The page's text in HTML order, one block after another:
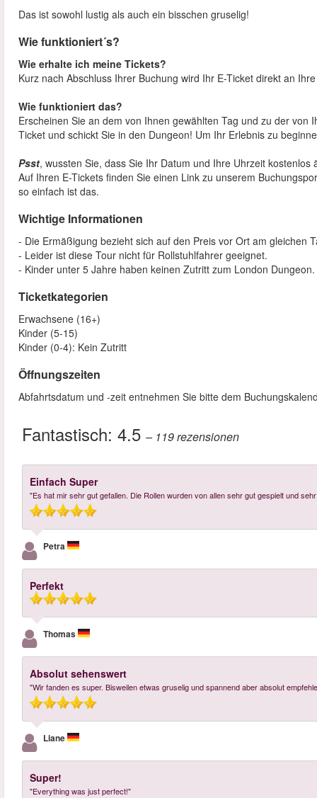
Das ist sowohl lustig als auch ein bisschen gruselig!
Wie funktioniert´s?
Wie erhalte ich meine Tickets?
Kurz nach Abschluss Ihrer Buchung wird Ihr E-Ticket direkt an
Wie funktioniert das?
Erscheinen Sie an dem von Ihnen gewählten Tag und zu der
Ticket und schickt Sie in den Dungeon! Um Ihr Erlebnis zu
Psst, wussten Sie, dass Sie Ihr Datum und Ihre Uhrzeit
Auf Ihren E-Tickets finden Sie einen Link zu unserem
so einfach ist das.
Wichtige Informationen
- Die Ermäßigung bezieht sich auf den Preis vor Ort am gleichen
- Leider ist diese Tour nicht für Rollstuhlfahrer geeignet.
- Kinder unter 5 Jahre haben keinen Zutritt zum London Dungeon.
Ticketkategorien
Erwachsene (16+)
Kinder (5-15)
Kinder (0-4): Kein Zutritt
Öffnungszeiten
Abfahrtsdatum und -zeit entnehmen Sie bitte dem
Fantastisch: 4.5 – 119rezensionen
Einfach Super
"Es hat mir sehr gut gefallen. Die Rollen wurden von allen sehr gut gespielt und
Petra
Perfekt
Thomas
Absolut sehenswert
"Wir fanden es super. Bisweilen etwas gruselig und spannend aber absolut
Liane
Super!
"Everything was just perfect!"